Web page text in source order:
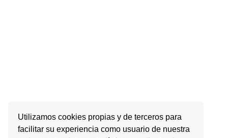
Utilizamos cookies propias y de terceros para
facilitar su experiencia como usuario de nuestra